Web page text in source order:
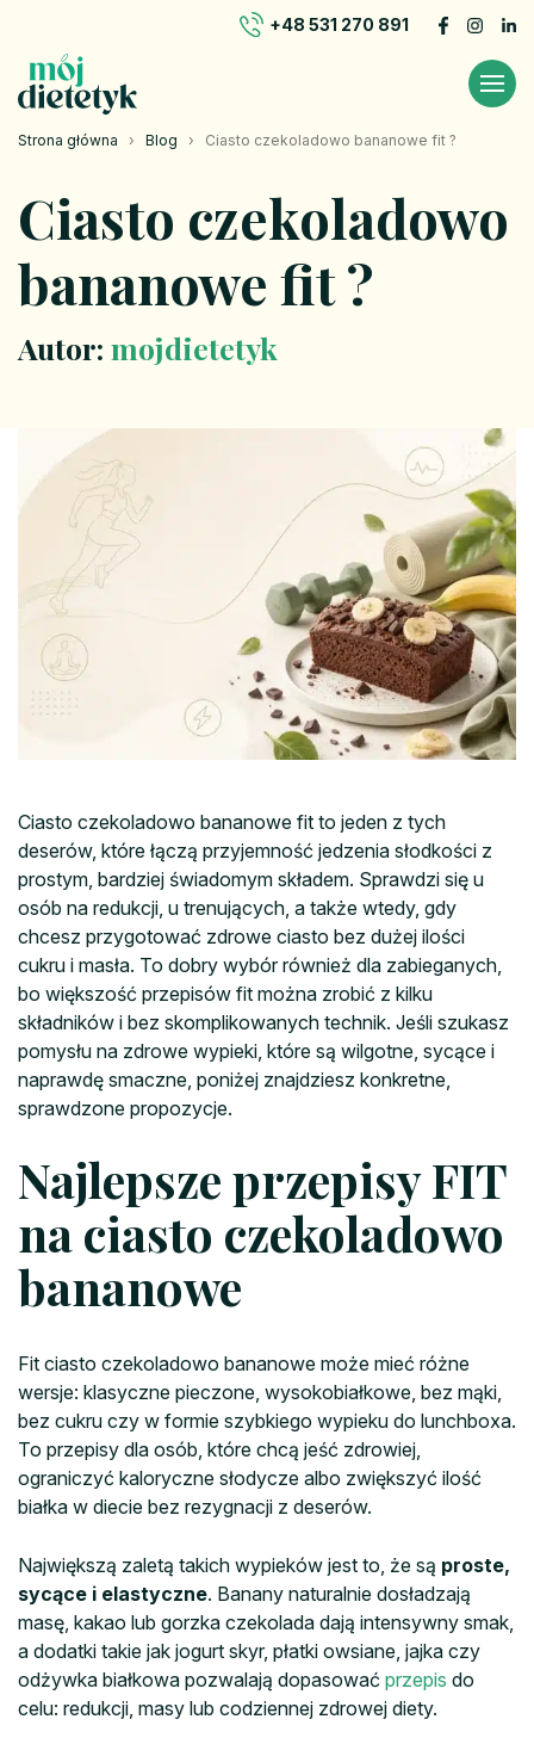
+48 531 270 891
Strona główna › Blog › Ciasto czekoladowo bananowe fit ?
Ciasto czekoladowo
bananowe fit ?
Autor: mojdietetyk
Ciasto czekoladowo bananowe fit to jeden z tych
deserów, które łączą przyjemność jedzenia słodkości z
prostym, bardziej świadomym składem. Sprawdzi się u
osób na redukcji, u trenujących, a także wtedy, gdy
chcesz przygotować zdrowe ciasto bez dużej ilości
cukru i masła. To dobry wybór również dla zabieganych,
bo większość przepisów fit można zrobić z kilku
składników i bez skomplikowanych technik. Jeśli szukasz
pomysłu na zdrowe wypieki, które są wilgotne, sycące i
naprawdę smaczne, poniżej znajdziesz konkretne,
sprawdzone propozycje.
Najlepsze przepisy FIT
na ciasto czekoladowo
bananowe
Fit ciasto czekoladowo bananowe może mieć różne
wersje: klasyczne pieczone, wysokobiałkowe, bez mąki,
bez cukru czy w formie szybkiego wypieku do lunchboxa.
To przepisy dla osób, które chcą jeść zdrowiej,
ograniczyć kaloryczne słodycze albo zwiększyć ilość
białka w diecie bez rezygnacji z deserów.
Największą zaletą takich wypieków jest to, że są proste,
sycące i elastyczne. Banany naturalnie dosładzają
masę, kakao lub gorzka czekolada dają intensywny smak,
a dodatki takie jak jogurt skyr, płatki owsiane, jajka czy
odżywka białkowa pozwalają dopasować przepis do
celu: redukcji, masy lub codziennej zdrowej diety.